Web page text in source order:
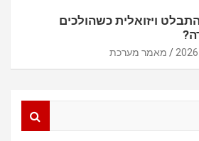
ויזואלית כשהולכים
מאמר מערכת